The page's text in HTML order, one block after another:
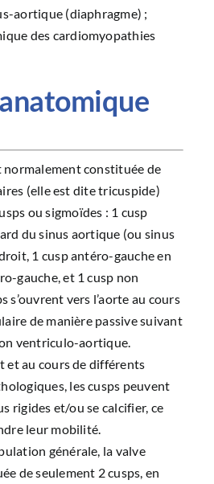
aortique (diaphragme) ;
des cardiomyopathies
normalement constituée de
(elle est dite tricuspide)
ou sigmoïdes : 1 cusp
du sinus aortique (ou sinus
1 cusp antéro-gauche en
gauche, et 1 cusp non
s’ouvrent vers l’aorte au cours
de manière passive suivant
ventriculo-aortique.
et au cours de différents
les cusps peuvent
rigides et/ou se calcifier, ce
leur mobilité.
générale, la valve
de seulement 2 cusps, en